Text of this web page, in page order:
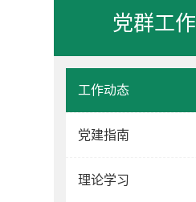
党群工作
工作动态
党建指南
理论学习